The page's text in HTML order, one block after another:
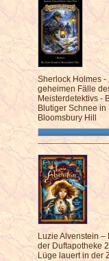
Sherlock Holmes -
geheimen Fälle
Meisterdetektivs -
Blutiger Schnee in
Bloomsbury Hill
Luzie Alvenstein –
der Duftapotheke
Lüge lauert in der